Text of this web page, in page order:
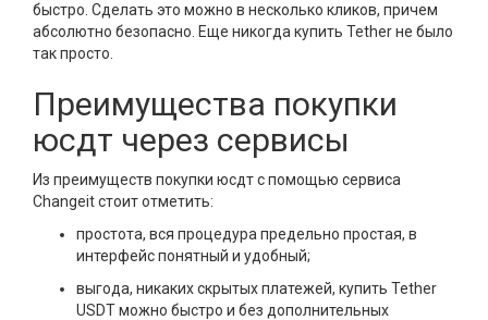
быстро. Сделать это можно в несколько кликов, причем
абсолютно безопасно. Еще никогда купить Tether не было
так просто.
Преимущества покупки
юсдт через сервисы
Из преимуществ покупки юсдт с помощью сервиса
Changeit стоит отметить:
простота, вся процедура предельно простая, в
интерфейс понятный и удобный;
выгода, никаких скрытых платежей, купить Tether
USDT можно быстро и без дополнительных